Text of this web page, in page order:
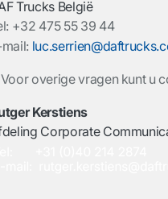
Trucks België
+32 475 55 39 44
overige vragen kunt u
Kerstiens
Corporate